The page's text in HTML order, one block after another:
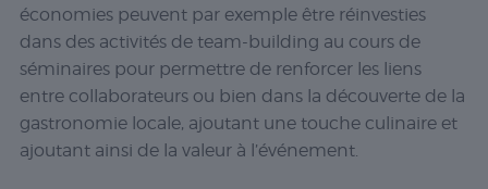
économies peuvent par exemple être réinvesties
dans des activités de team-building au cours de
séminaires pour permettre de renforcer les liens
entre collaborateurs ou bien dans la découverte de la
gastronomie locale, ajoutant une touche culinaire et
ajoutant ainsi de la valeur à l’événement.